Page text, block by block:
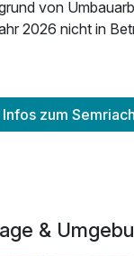
von
2026 nicht in
zum
&